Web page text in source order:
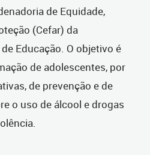
de Equidade,
(Cefar) da
Educação. O objetivo é
de adolescentes, por
de prevenção e de
o uso de álcool e drogas